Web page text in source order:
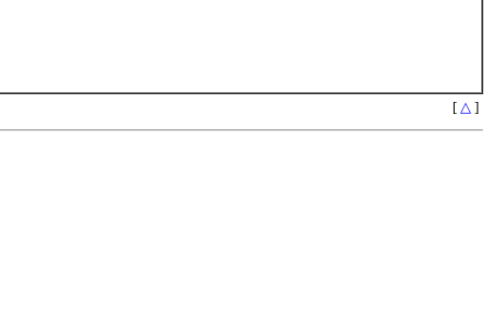
[ △ ]